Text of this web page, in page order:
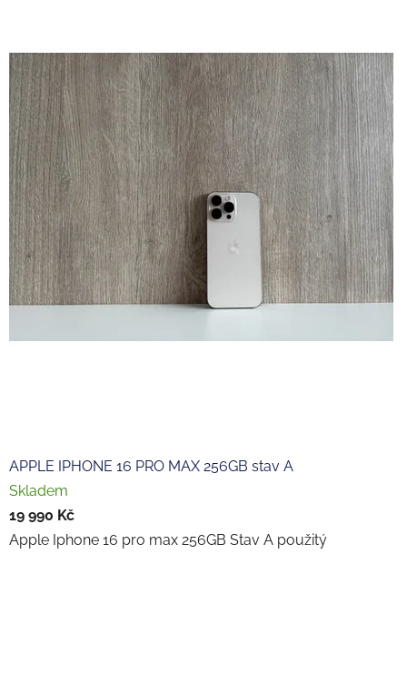
APPLE IPHONE 16 PRO MAX 256GB stav A
Skladem
19 990 Kč
Apple Iphone 16 pro max 256GB Stav A použitý